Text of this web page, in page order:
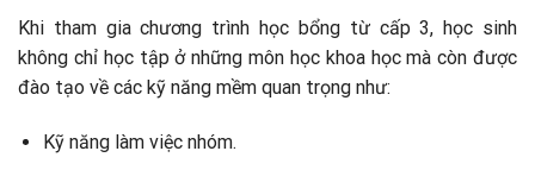
Khi tham gia chương trình học bổng từ cấp 3, học sinh
không chỉ học tập ở những môn học khoa học mà còn được
đào tạo về các kỹ năng mềm quan trọng như:
Kỹ năng làm việc nhóm.